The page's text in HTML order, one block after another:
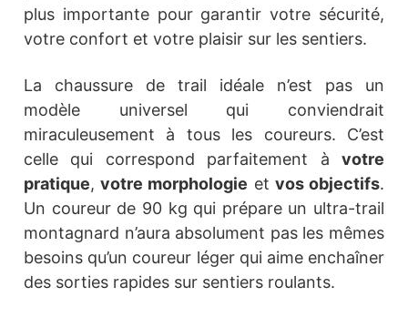
plus importante pour garantir votre sécurité,
votre confort et votre plaisir sur les sentiers.
La chaussure de trail idéale n’est pas un
modèle universel qui conviendrait
miraculeusement à tous les coureurs. C’est
celle qui correspond parfaitement à votre
pratique,votre morphologie et vos objectifs.
Un coureur de 90 kg qui prépare un ultra-trail
montagnard n’aura absolument pas les mêmes
besoins qu’un coureur léger qui aime enchaîner
des sorties rapides sur sentiers roulants.